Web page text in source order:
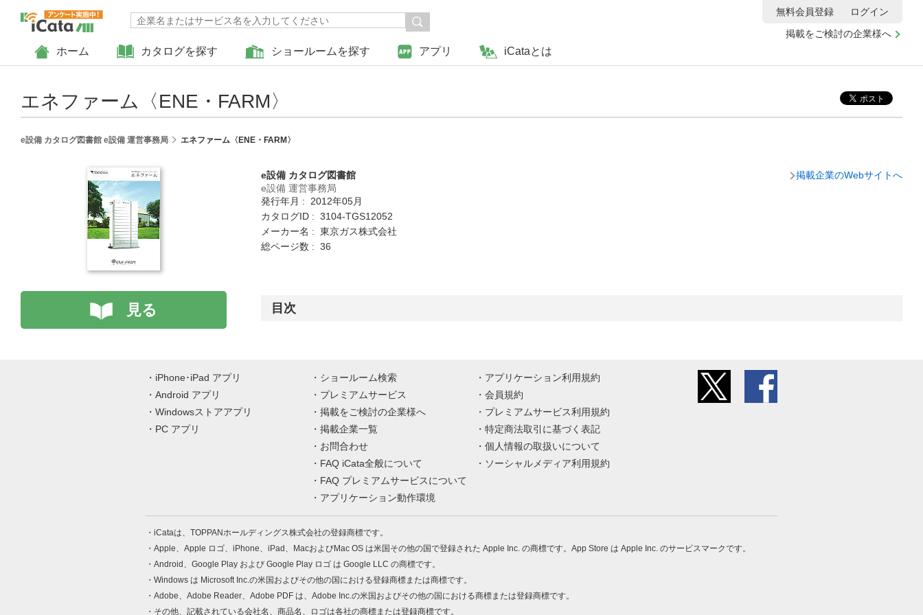
ホーム カタログを探す ショールームを探す アプリ iCataとは
掲載をご検討の企業様へ
無料会員登録 ログイン
エネファーム〈ENE・FARM〉
e設備 カタログ図書館 e設備 運営事務局 エネファーム〈ENE・FARM〉
見る
e設備 カタログ図書館
e設備 運営事務局
発行年月 : 2012年05月
カタログID : 3104-TGS12052
メーカー名 : 東京ガス株式会社
総ページ数 : 36
掲載企業のWebサイトへ
目次
iPhone･iPad アプリ
Android アプリ
Windowsストアアプリ
PC アプリ
ショールーム検索
プレミアムサービス
掲載をご検討の企業様へ
掲載企業一覧
お問合わせ
FAQ iCata全般について
FAQ プレミアムサービスについて
アプリケーション動作環境
アプリケーション利用規約
会員規約
プレミアムサービス利用規約
特定商法取引に基づく表記
個人情報の取扱いについて
ソーシャルメディア利用規約
iCataは、TOPPANホールディングス株式会社の登録商標です。
Apple、Apple ロゴ、iPhone、iPad、MacおよびMac OS は米国その他の国で登録された Apple Inc. の商標です。App Store は Apple Inc. のサービスマークです。
Android、Google Play および Google Play ロゴ は Google LLC の商標です。
Windows は Microsoft Inc.の米国およびその他の国における登録商標または商標です。
Adobe、Adobe Reader、Adobe PDF は、Adobe Inc.の米国およびその他の国における商標または登録商標です。
その他、記載されている会社名、商品名、ロゴは各社の商標または登録商標です。